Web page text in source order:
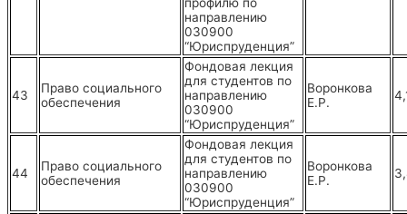
направлению
030900
“Юриспруденция”
43
Право социального
обеспечения
Фондовая лекция
для студентов по
направлению
030900
“Юриспруденция”
Воронкова
Е.Р.
44
Право социального
обеспечения
Фондовая лекция
для студентов по
направлению
030900
“Юриспруденция”
Воронкова
Е.Р.